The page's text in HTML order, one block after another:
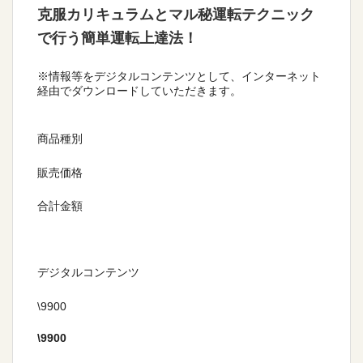
克服カリキュラムとマル秘運転テクニック
で行う簡単運転上達法！
※情報等をデジタルコンテンツとして、インターネット
経由でダウンロードしていただきます。
商品種別
販売価格
合計金額
デジタルコンテンツ
\9900
\9900